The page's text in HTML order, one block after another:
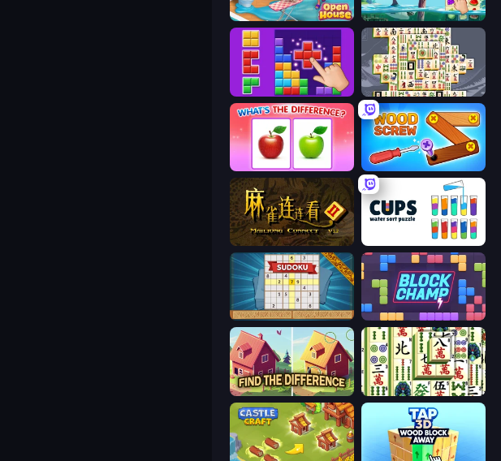
Open House Sugar Heroes
BlockBuster Puzzle Mahjong Titans
What's The Difference? Wood Screw: Bolts Puzzle
Mahjong Connect 2 (Legacy) Cups - Water Sort Puzzle
Sudoku Online Block Champ
Find The Difference Mahjong Shanghai